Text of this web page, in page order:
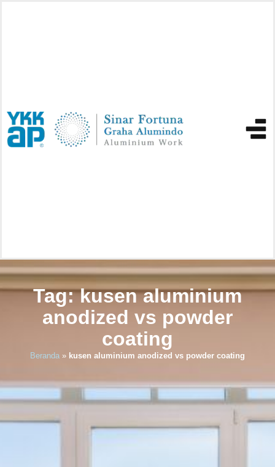
Tag: kusen aluminium
anodized vs powder
coating
Beranda » kusen aluminium anodized vs powder coating